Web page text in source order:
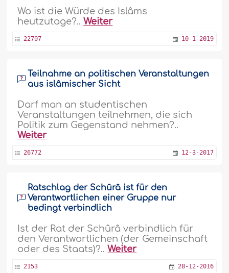
Wo ist die Würde des Islâms
heutzutage?..Weiter
22707 10-1-2019
Teilnahme an politischen Veranstaltungen
aus islâmischer Sicht
Darf man an studentischen
Veranstaltungen teilnehmen, die sich
Politik zum Gegenstand nehmen?..
Weiter
26772 12-3-2017
Ratschlag der Schûrâ ist für den
Verantwortlichen einer Gruppe nur
bedingt verbindlich
Ist der Rat der Schûrâ verbindlich für
den Verantwortlichen (der Gemeinschaft
oder des Staats)?..Weiter
2153 28-12-2016